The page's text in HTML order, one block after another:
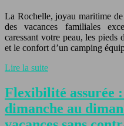
La Rochelle, joyau maritime
des vacances familiales
caressant votre peau, les pieds
et le confort d’un camping
Lire la suite
Flexibilité assurée
dimanche au